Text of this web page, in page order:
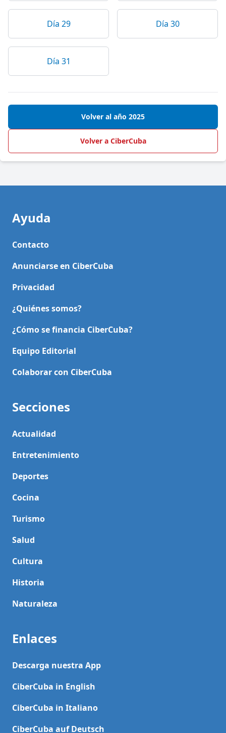
Día 29 Día 30
Día 31
Volver al año 2025
Volver a CiberCuba
Ayuda
Contacto
Anunciarse en CiberCuba
Privacidad
¿Quiénes somos?
¿Cómo se financia CiberCuba?
Equipo Editorial
Colaborar con CiberCuba
Secciones
Actualidad
Entretenimiento
Deportes
Cocina
Turismo
Salud
Cultura
Historia
Naturaleza
Enlaces
Descarga nuestra App
CiberCuba in English
CiberCuba in Italiano
CiberCuba auf Deutsch